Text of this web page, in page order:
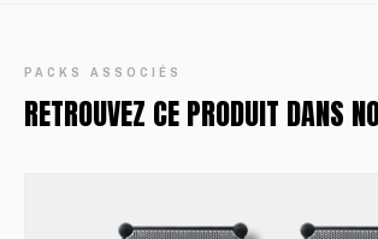
PACKS ASSOCIÉS
RETROUVEZ CE PRODUIT DANS